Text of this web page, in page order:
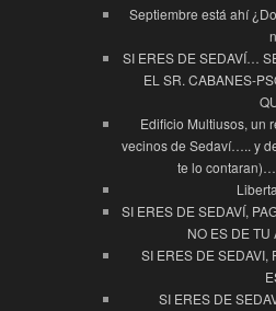
Septiembre está ahí
SI ERES DE SEDAVÍ…
EL SR. CABANES-
Edificio Multiusos, un
vecinos de Sedaví….. y
te lo
SI ERES DE SEDAVÍ,
NO ES DE
SI ERES DE
SI ERES DE